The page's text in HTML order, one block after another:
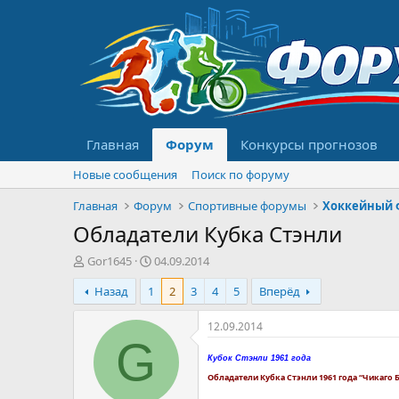
Главная Форум Конкурсы прогнозов
Новые сообщения
Поиск по форуму
Главная
Форум Спортивные форумы Хоккейный
Обладатели Кубка Стэнли
А
в
т
о
м
Gor1645
Д
а
а
н
04.09.2014
Назад
1 2 3 4 5 Вперёд
G
12.09.2014
Кубок Стэнли 1961 года
Обладатели Кубка Стэнли 1961 года “Чикаго